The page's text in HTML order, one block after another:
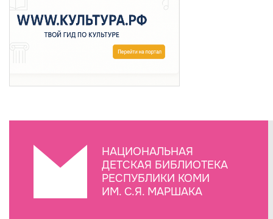
НАЦИОНАЛЬНАЯ
ДЕТСКАЯ БИБЛИОТЕКА
РЕСПУБЛИКИ КОМИ
ИМ. С.Я. МАРШАКА